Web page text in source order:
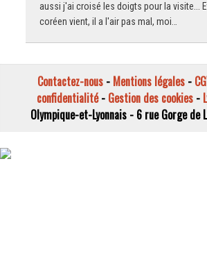
aussi j'ai croisé les doigts pour la visite...
coréen vient, il a l'air pas mal, moi…
Contactez-nous - Mentions légales -
confidentialité- Gestion des cookies-
Olympique-et-Lyonnais - 6 rue Gorge de